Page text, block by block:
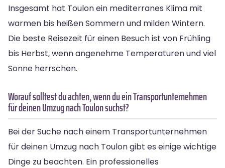
Insgesamt hat Toulon ein mediterranes Klima mit
warmen bis heißen Sommern und milden Wintern.
Die beste Reisezeit für einen Besuch ist von Frühling
bis Herbst, wenn angenehme Temperaturen und viel
Sonne herrschen.
Worauf solltest du achten, wenn du ein Transportunternehmen
für deinen Umzug nach Toulon suchst?
Bei der Suche nach einem Transportunternehmen
für deinen Umzug nach Toulon gibt es einige wichtige
Dinge zu beachten. Ein professionelles